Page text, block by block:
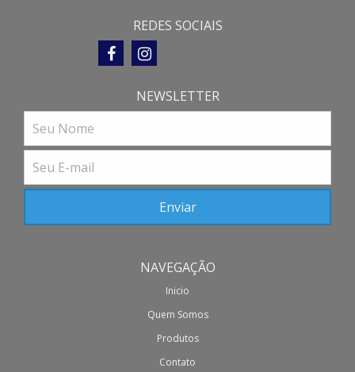
REDES SOCIAIS
NEWSLETTER
NAVEGAÇÃO
Inicio
Quem Somos
Produtos
Contato